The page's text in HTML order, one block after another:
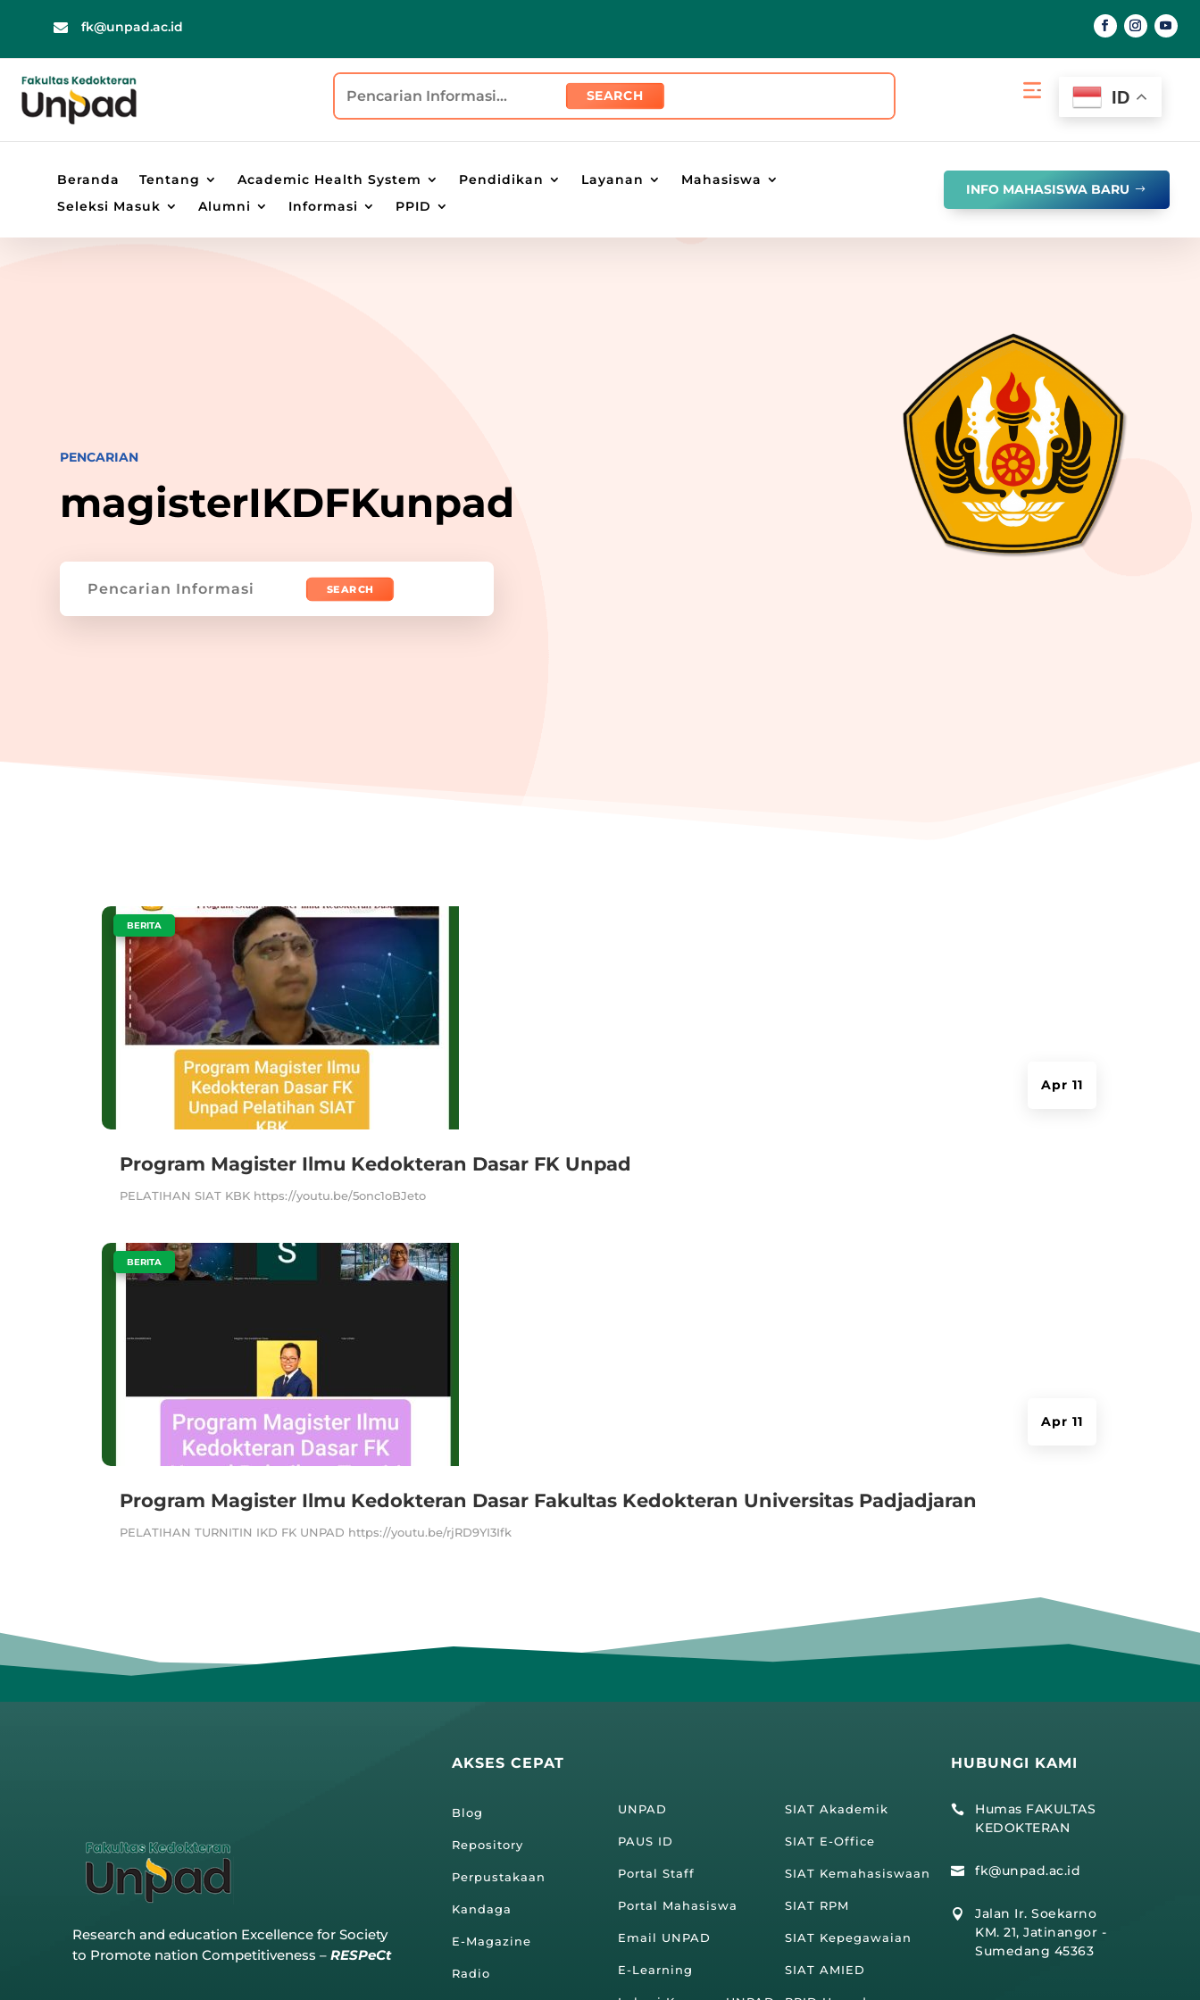
 fk@unpad.ac.id
Search
for:
ID
Beranda Tentang Academic Health System Pendidikan Layanan
Mahasiswa
Seleksi Masuk
Alumni Informasi PPID
INFO MAHASISWA BARU
PENCARIAN
magisterIKDFKunpad
Search
Program Magister Ilmu Kedokteran Dasar FK Unpad
Apr 11
BERITA
PELATIHAN SIAT KBK https://youtu.be/5onc1oBJeto
Program Magister Ilmu Kedokteran Dasar Fakultas Kedokteran Universitas Padjadjaran
Apr 11
BERITA
PELATIHAN TURNITIN IKD FK UNPAD https://youtu.be/rjRD9YI3Ifk
Research and education Excellence for Society
to Promote nation Competitiveness –RESPeCt
AKSES CEPAT
Blog
Repository
Perpustakaan
Kandaga
E-Magazine
Radio
UNPAD
PAUS ID
Portal Staff
Portal Mahasiswa
Email UNPAD
E-Learning
SIAT Akademik
SIAT E-Office
SIAT Kemahasiswaan
SIAT RPM
SIAT Kepegawaian
SIAT AMIED
HUBUNGI KAMI

Humas FAKULTAS
KEDOKTERAN
 fk@unpad.ac.id

Jalan Ir. Soekarno
KM. 21, Jatinangor -
Sumedang 45363